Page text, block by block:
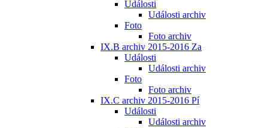
Události
Události archiv
Foto
Foto archiv
IX.B archiv 2015-2016 Za
Události
Události archiv
Foto
Foto archiv
IX.C archiv 2015-2016 Pí
Události
Události archiv